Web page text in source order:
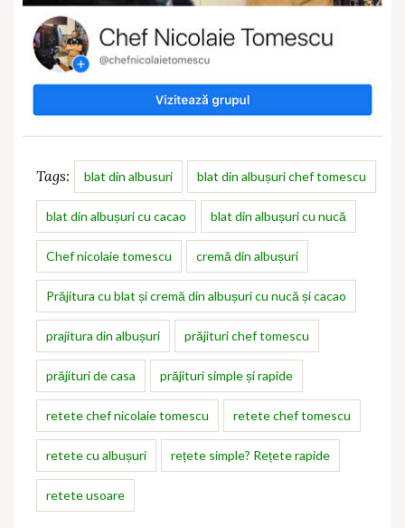
Tags: blat din albusuri blat din albușuri chef tomescu
blat din albușuri cu cacao blat din albușuri cu nucă
Chef nicolaie tomescu cremă din albușuri
Prăjitura cu blat și cremă din albușuri cu nucă și cacao
prajitura din albușuri prăjituri chef tomescu
prăjituri de casa prăjituri simple și rapide
retete chef nicolaie tomescu retete chef tomescu
retete cu albușuri rețete simple? Rețete rapide
retete usoare